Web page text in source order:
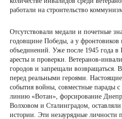
работали на строительство
Отсутствовали медали и почетные
годовщине Победы, а у фронтовиков
объединений. Уже после 1945 года в
аресты и проверки. Ветеранов-
городов и запрещали возвращаться.
перед реальными героями.
события войны, совместные парады
линию «Вотан», форсирование
Волховом и Сталинградом,
истории. Эти незаурядные личности